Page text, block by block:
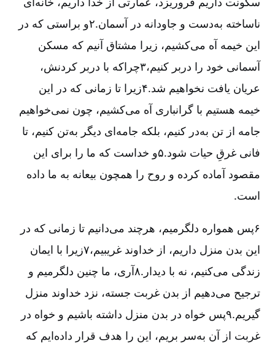
ناساخته به‌دست و جاودانه در آسمان.۲و براستی که در
این خیمه آه می‌کشیم، زیرا مشتاق آنیم که مسکن
آسمانی خود را در‌بر کنیم،۳چرا‌که با در‌بر کردنش،
عریان یافت نخواهیم شد.۴زیرا تا زمانی که در این
خیمه هستیم با گرانباری آه می‌کشیم، چون نمی‌خواهیم
جامه از تن به‌در کنیم، بلکه جامه‌ای دیگر به‌تن کنیم، تا
فانی غرقِ حیات شود.۵و خداست که ما را برای این
مقصود آماده کرده و روح را همچون بیعانه به ما داده
است.
۶پس همواره دلگرمیم، هرچند می‌دانیم تا زمانی که در
این بدن منزل داریم، از خداوند غریبیم،۷زیرا با ایمان
زندگی می‌کنیم، نه با دیدار.۸آری، ما چنین دلگرمیم و
ترجیح می‌دهیم از بدن غربت جسته، نزد خداوند منزل
گیریم.۹پس خواه در بدن منزل داشته باشیم و خواه در
غربت از آن به‌سر بریم، این را هدف قرار داده‌ایم که